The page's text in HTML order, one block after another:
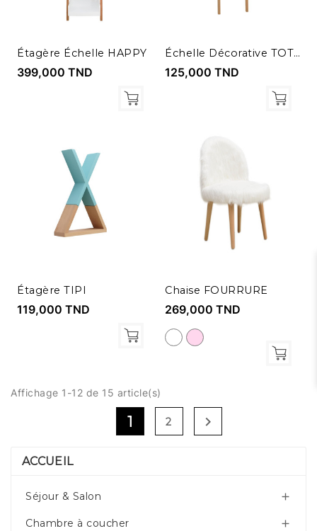
Étagère Échelle HAPPY
399,000 TND
Échelle Décorative TOTEM
125,000 TND
Étagère TIPI
119,000 TND
Chaise FOURRURE
269,000 TND
Affichage 1-12 de 15 article(s)
1 2 
ACCUEIL
Séjour & Salon 
Chambre à coucher 